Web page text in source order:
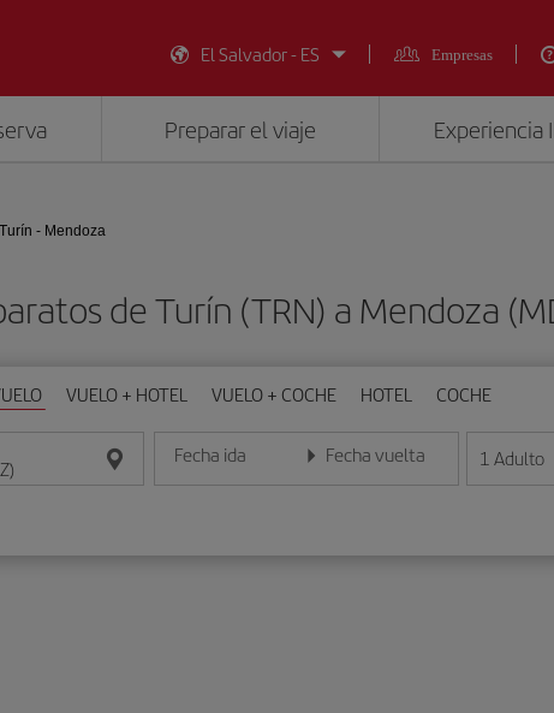
El Salvador - ES
Empresas
Preparar el viaje Experiencia
Turín - Mendoza
de Turín (TRN) a Mendoza
VUELO + HOTEL VUELO + COCHE HOTEL COCHE
Fecha ida
Introduce la fecha en formato día/mes/año
Fecha vuelta
Introduce la fecha en formato día/
1 Adulto